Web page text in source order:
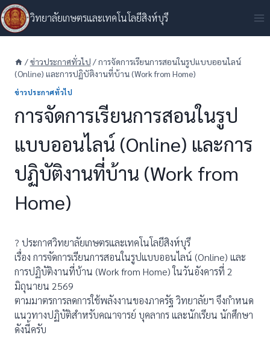
Skip
to
content
วิทยาลัยเกษตรและเทคโนโลยีสิงห์บุรี
/ข่าวประกาศทั่วไป /การจัดการเรียนการสอนในรูปแบบออนไลน์
(Online) และการปฏิบัติงานที่บ้าน (Work from Home)
ข่าวประกาศทั่วไป
การจัดการเรียนการสอนในรูป
แบบออนไลน์ (Online) และการ
ปฏิบัติงานที่บ้าน (Work from
Home)
? ประกาศวิทยาลัยเกษตรและเทคโนโลยีสิงห์บุรี
เรื่อง การจัดการเรียนการสอนในรูปแบบออนไลน์ (Online) และ
การปฏิบัติงานที่บ้าน (Work from Home) ในวันอังคารที่ 2
มิถุนายน 2569
ตามมาตรการลดการใช้พลังงานของภาครัฐ วิทยาลัยฯ จึงกำหนด
แนวทางปฏิบัติสำหรับคณาจารย์ บุคลากร และนักเรียน นักศึกษา
ดังนี้ครับ